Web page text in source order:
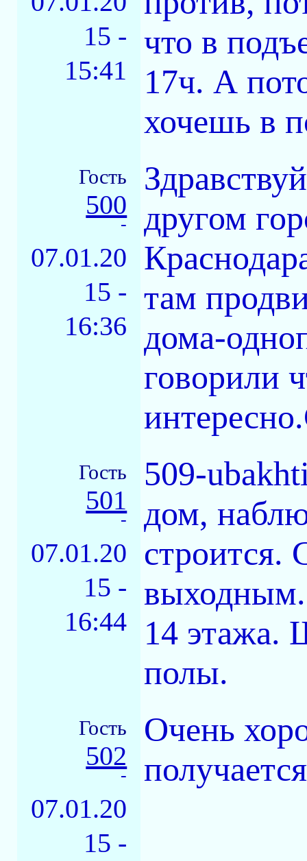
15 -
15:41
что в
17ч. А
хочешь в
Гость
500
-
07.01.20
15 -
16:36
другом
там
дома-
говорили
Гость
501
-
07.01.20
15 -
16:44
509-
дом,
строится.
выходным.
14 этажа.
полы.
Гость
502
-
07.01.20
15 -
Очень